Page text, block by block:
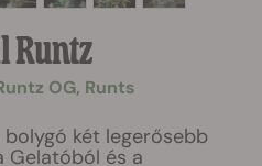
Runtz
OG, Runts
bolygó két legerősebb
Gelatóból és a